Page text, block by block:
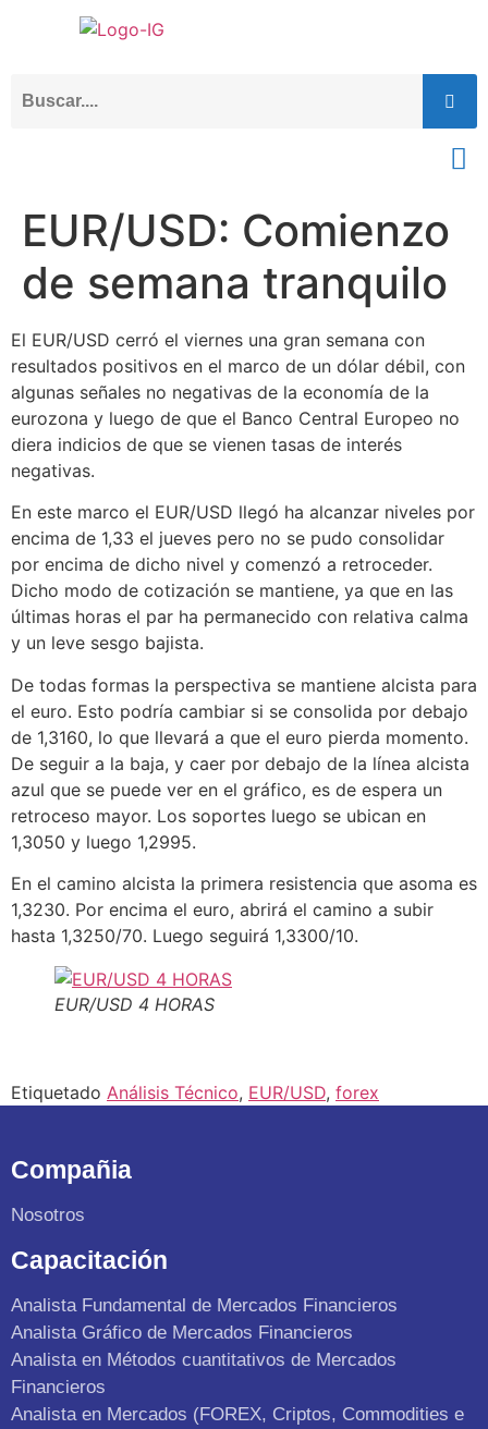
EUR/USD: Comienzo
de semana tranquilo
El EUR/USD cerró el viernes una gran semana con
resultados positivos en el marco de un dólar débil, con
algunas señales no negativas de la economía de la
eurozona y luego de que el Banco Central Europeo no
diera indicios de que se vienen tasas de interés
negativas.
En este marco el EUR/USD llegó ha alcanzar niveles por
encima de 1,33 el jueves pero no se pudo consolidar
por encima de dicho nivel y comenzó a retroceder.
Dicho modo de cotización se mantiene, ya que en las
últimas horas el par ha permanecido con relativa calma
y un leve sesgo bajista.
De todas formas la perspectiva se mantiene alcista para
el euro. Esto podría cambiar si se consolida por debajo
de 1,3160, lo que llevará a que el euro pierda momento.
De seguir a la baja, y caer por debajo de la línea alcista
azul que se puede ver en el gráfico, es de espera un
retroceso mayor. Los soportes luego se ubican en
1,3050 y luego 1,2995.
En el camino alcista la primera resistencia que asoma es
1,3230. Por encima el euro, abrirá el camino a subir
hasta 1,3250/70. Luego seguirá 1,3300/10.
EUR/USD 4 HORAS
Etiquetado Análisis Técnico, EUR/USD, forex
Compañia
Nosotros
Capacitación
Analista Fundamental de Mercados Financieros
Analista Gráfico de Mercados Financieros
Analista en Métodos cuantitativos de Mercados
Financieros
Analista en Mercados (FOREX, Criptos, Commodities e